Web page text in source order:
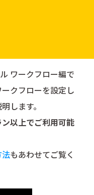
ワークフロー編で
クフローを設定し
します。
以上でご利用可能
もあわせてご覧く